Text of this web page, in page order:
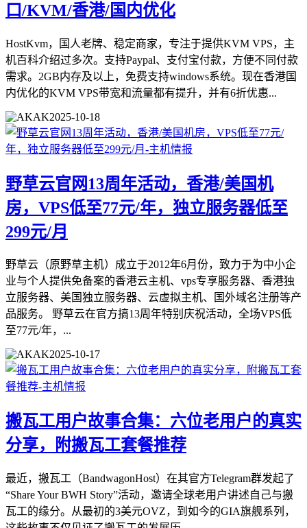
口/KVM/香港/国内优化
HostKvm，国人老牌、稳定商家，专注于提供KVM VPS，主
机百科介绍过多次。支持Paypal、支付宝付款，方便不同付款
需求。2GB内存及以上，免费支持windows系统。现在香港国
内优化的KVM VPS带宽和流量都有提升，并有6折优惠...
AK2025-10-18
野草云官网13周年活动，香港/美国机
房，VPS低至77元/年，独立服务器低至
299元/月
野草云（原野草主机）成立于2012年6月份，致力于为中小企
业与个人提供免备案的香港云主机、vps专享服务器、香港独
立服务器、美国独立服务器、云虚拟主机、国外域名注册等产
品服务。 野草云在官方搞13周年特别庆祝活动，全场VPS低
至77元/年，...
AK2025-10-17
搬瓦工用户故事合集：六位老用户的真实
分享，附搬瓦工套餐推荐
最近，搬瓦工（BandwagonHost）在其官方Telegram群发起了
“Share Your BWH Story”活动，邀请全球老用户讲述自己与搬
瓦工的缘分。从最初的3美元OVZ，到如今的GIA旗舰系列，